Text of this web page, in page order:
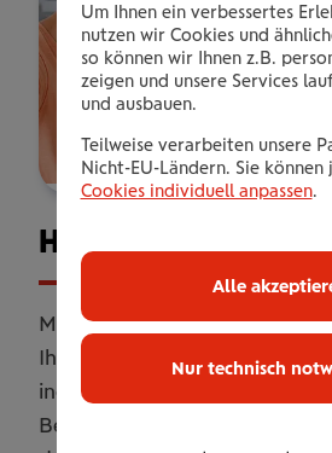
Mit unserer
Ihr Zuhause umfassend ab.
individuell erweitert mit
Betreuung. Flexibel
Um Ihnen ein verbessertes
nutzen wir Cookies und
so können wir Ihnen z.B.
zeigen und unsere Services
und ausbauen.
Teilweise verarbeiten unsere
Nicht-EU-Ländern. Sie
Cookies individuell anpassen.
Nur technisch
Alle